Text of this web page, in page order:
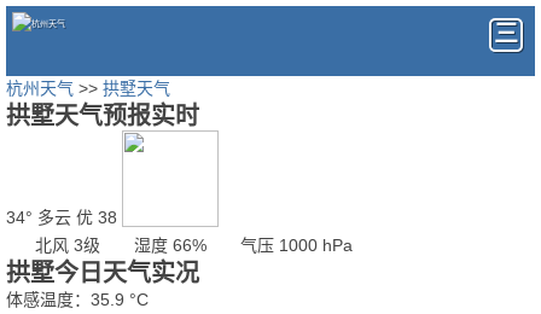
杭州天气 >> 拱墅天气
拱墅天气预报实时
34° 多云 优 38
北风 3级
湿度 66% 气压 1000 hPa
拱墅今日天气实况
体感温度：35.9 °C